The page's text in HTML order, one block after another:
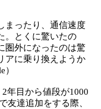
まったり、通信速度
。とくに驚いたの
圏外になったのは驚
アに乗り換えようか
年目から値段が1000
友達追加をする際、